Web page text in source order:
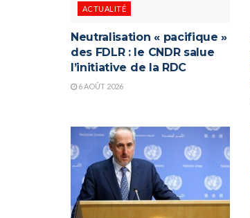
ACTUALITÉ
Neutralisation « pacifique »
des FDLR : le CNDR salue
l’initiative de la RDC
6 AOÛT 2026